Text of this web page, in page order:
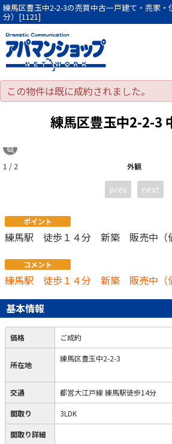
練馬区豊玉中2-2-3の売買中古一戸建て・売家・
分）[1121]
この物件は既に成約されました。
練馬区豊玉中2-2-3
外観
1 / 2
prev next
ポイント
練馬駅 徒歩１４分 新築 販売中（価
コメント
練馬駅 徒歩１４分 新築 販売中（価
基本情報
価格 ご成約
所在地
練馬区豊玉中2-2-3
交通 都営大江戸線 練馬駅徒歩14分
間取り 3LDK
間取り詳細